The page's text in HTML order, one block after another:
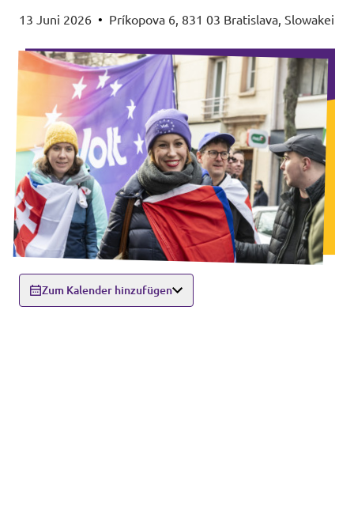
13 Juni 2026 • Príkopova 6, 831 03 Bratislava, Slowakei
Zum Kalender hinzufügen